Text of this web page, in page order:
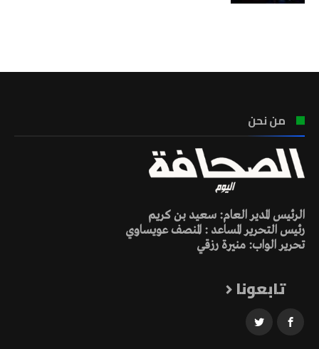
من نحن
الرئيس المدير العام: سعيد بن كريم
رئيس التحرير المساعد : المنصف عويساوي
تحرير الواب: منيرة رزقي
تابعونا